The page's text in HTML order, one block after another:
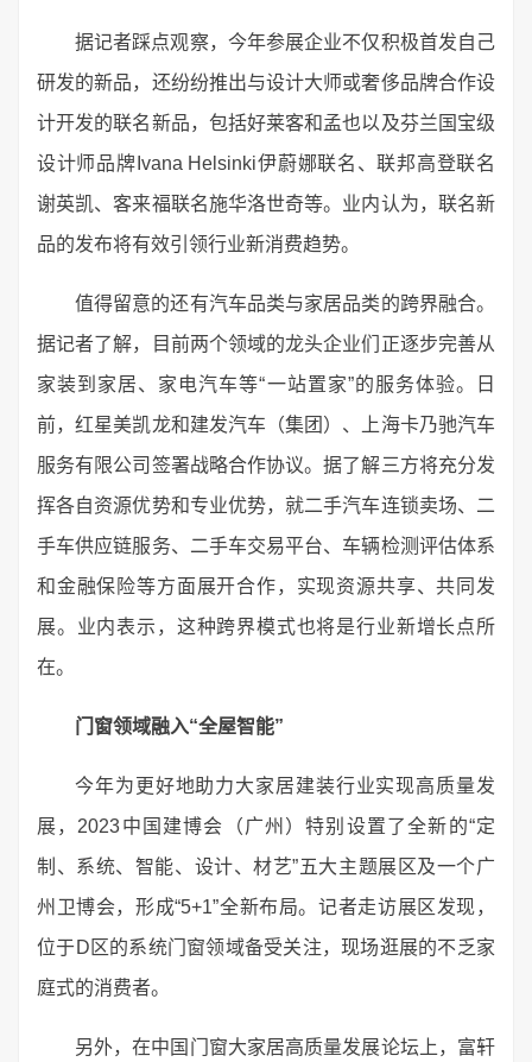
据记者踩点观察，今年参展企业不仅积极首发自己
研发的新品，还纷纷推出与设计大师或奢侈品牌合作设
计开发的联名新品，包括好莱客和孟也以及芬兰国宝级
设计师品牌Ivana Helsinki伊蔚娜联名、联邦高登联名
谢英凯、客来福联名施华洛世奇等。业内认为，联名新
品的发布将有效引领行业新消费趋势。
值得留意的还有汽车品类与家居品类的跨界融合。
据记者了解，目前两个领域的龙头企业们正逐步完善从
家装到家居、家电汽车等“一站置家”的服务体验。日
前，红星美凯龙和建发汽车（集团）、上海卡乃驰汽车
服务有限公司签署战略合作协议。据了解三方将充分发
挥各自资源优势和专业优势，就二手汽车连锁卖场、二
手车供应链服务、二手车交易平台、车辆检测评估体系
和金融保险等方面展开合作，实现资源共享、共同发
展。业内表示，这种跨界模式也将是行业新增长点所
在。
门窗领域融入“全屋智能”
今年为更好地助力大家居建装行业实现高质量发
展，2023中国建博会（广州）特别设置了全新的“定
制、系统、智能、设计、材艺”五大主题展区及一个广
州卫博会，形成“5+1”全新布局。记者走访展区发现，
位于D区的系统门窗领域备受关注，现场逛展的不乏家
庭式的消费者。
另外，在中国门窗大家居高质量发展论坛上，富轩